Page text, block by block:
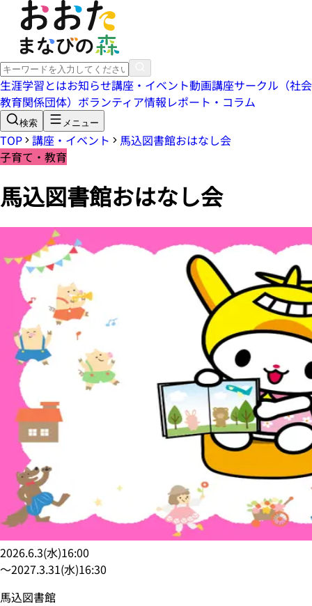
生涯学習とはお知らせ講座・イベント動画講座サークル（社会
教育関係団体） ボランティア情報レポート・コラム
検索 メニュー
TOP 講座・イベント
馬込図書館おはなし会
子育て・教育
馬込図書館おはなし会
2026.6.3(水)16:00
〜2027.3.31(水)16:30
馬込図書館